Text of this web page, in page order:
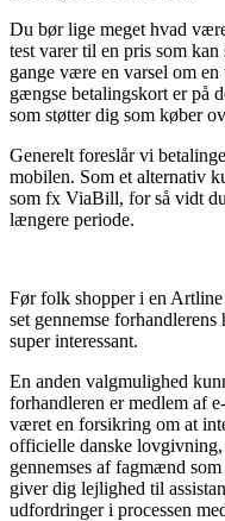
Du bør lige meget hvad
test varer til en pris som
gange være en varsel om
gængse betalingskort er på
som støtter dig som køber
Generelt foreslår vi
mobilen. Som et alternativ
som fx ViaBill, for så vidt
længere periode.
Før folk shopper i en
set gennemse
super interessant.
En anden valgmulighed
forhandleren er medlem af
været en forsikring om at
officielle danske lovgivning,
gennemses af fagmænd
giver dig lejlighed til
udfordringer i processen